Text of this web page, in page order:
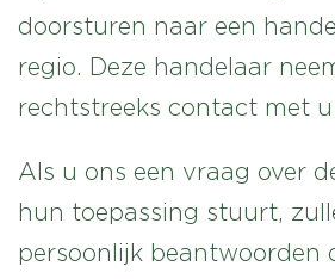
doorsturen naar een
regio. Deze handelaar
rechtstreeks contact met u
Als u ons een vraag over
hun toepassing stuurt,
persoonlijk beantwoorden